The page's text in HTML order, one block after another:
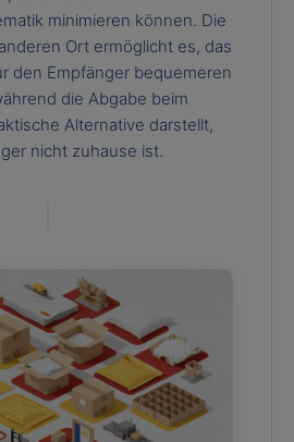
minimieren können. Die
Ort ermöglicht es, das
den Empfänger bequemeren
die Abgabe beim
Alternative darstellt,
nicht zuhause ist.